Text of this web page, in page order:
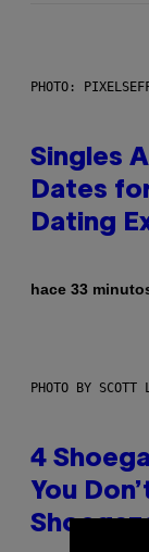
PHOTO:
Singles
Dates
Dating
hace 33
PHOTO BY SCOTT
4
You